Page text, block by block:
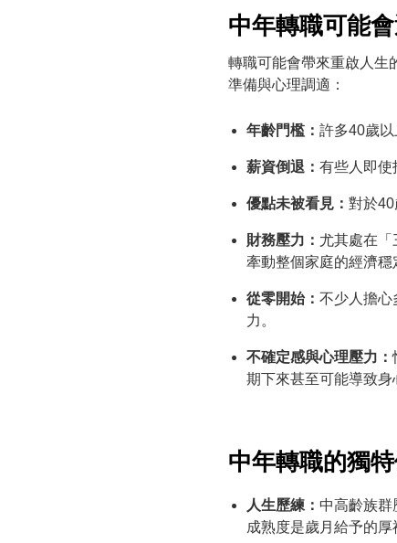
中年轉職可能
轉職可能會帶來重啟人生
準備與心理調適：
年齡門檻： 許多40歲以
薪資倒退： 有些人即使
優點未被看見： 對於40
財務壓力： 尤其處在
牽動整個家庭的經濟穩
從零開始： 不少人擔心
力。
不確定感與心理壓力：
期下來甚至可能導致身
中年轉職的獨
人生歷練： 中高齡族
成熟度是歲月給予的厚